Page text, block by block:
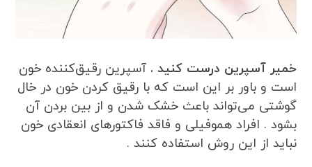
خمیر آسپرین درست کنید . آسپرین رقیق‌کننده خون
است و باور بر این است که با رقیق کردن خون در خال
گوشتی می‌تواند باعث خشک شدن و از بین بردن آن
بشود . افراد هموفیلی و فاقد فاکتورهای انعقادی خون
نباید از این روش استفاده کنند .